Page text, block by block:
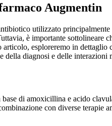
Augmentin
utilizzato
è importante sottolineare
articolo, esploreremo in
della diagnosi e delle interazioni
di amoxicillina e acido
con diverse terapie